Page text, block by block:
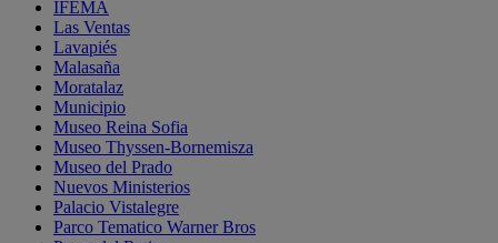
IFEMA
Las Ventas
Lavapiés
Malasaña
Moratalaz
Municipio
Museo Reina Sofia
Museo Thyssen-Bornemisza
Museo del Prado
Nuevos Ministerios
Palacio Vistalegre
Parco Tematico Warner Bros